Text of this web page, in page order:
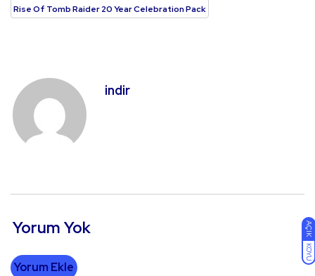
AÇIK
KOYU
Rise Of Tomb Raider 20 Year Celebration Pack
indir
Yorum Yok
Yorum Ekle